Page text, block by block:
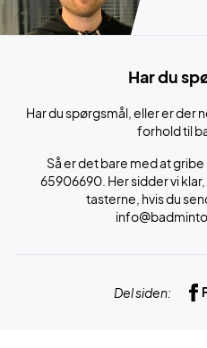
Har du
Har du spørgsmål, eller er der
forhold til
Så er det bare med at
65906690. Her sidder vi
tasterne, hvis du
Del siden: